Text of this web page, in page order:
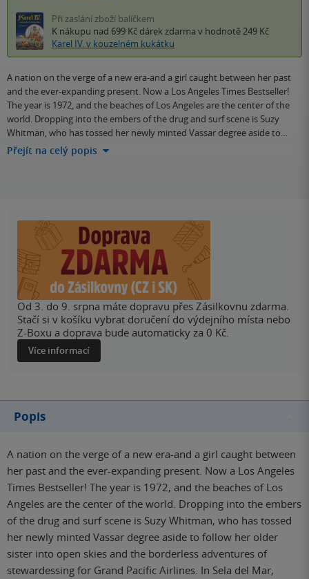
Při zaslání zboží balíčkem
K nákupu nad 699 Kč dárek zdarma v hodnotě 249 Kč
Karel IV. v kouzelném kukátku
A nation on the verge of a new era-and a girl caught between her past
and the ever-expanding present. Now a Los Angeles Times Bestseller!
The year is 1972, and the beaches of Los Angeles are the center of the
world. Dropping into the embers of the drug and surf scene is Suzy
Whitman, who has tossed her newly minted Vassar degree aside to…
Přejít na celý popis
Od 3. do 9. srpna máte dopravu přes Zásilkovnu zdarma.
Stačí si v košíku vybrat doručení do výdejního místa nebo
Z-Boxu a doprava bude automaticky za 0 Kč.
Více informací
Popis
A nation on the verge of a new era-and a girl caught between
her past and the ever-expanding present. Now a Los Angeles
Times Bestseller! The year is 1972, and the beaches of Los
Angeles are the center of the world. Dropping into the embers
of the drug and surf scene is Suzy Whitman, who has tossed
her newly minted Vassar degree aside to follow her older
sister into open skies and the borderless adventures of
stewardessing for Grand Pacific Airlines. In Sela del Mar,